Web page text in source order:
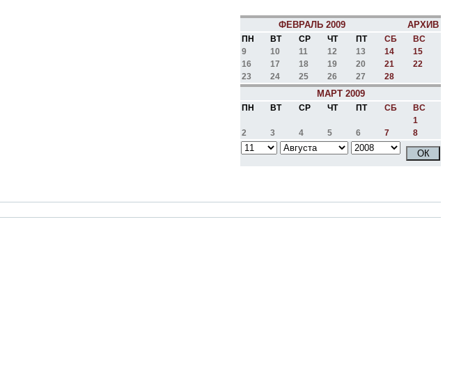
ФЕВРАЛЬ 2009 АРХИВ
ПН ВТ СР ЧТ ПТ СБ
ВС
9
10 11 12 13 14
15
16
17 18 19 20 21
22
23
24 25 26 27 28
МАРТ 2009
ПН ВТ СР ЧТ ПТ СБ
ВС
1
2
3 4 5 6 7 8